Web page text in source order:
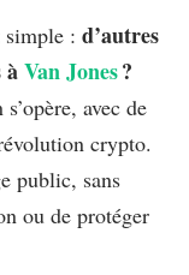
simple : d’autres
àVan Jones?
avec de
crypto.
public, sans
ou de protéger